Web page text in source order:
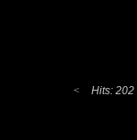
Hits: 202